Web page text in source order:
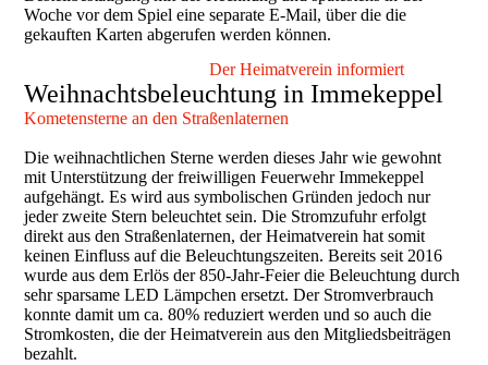
Woche vor dem Spiel eine separate E-Mail, über die die
gekauften Karten abgerufen werden können.
Der Heimatverein informiert
Weihnachtsbeleuchtung in Immekeppel
Kometensterne an den Straßenlaternen
Die weihnachtlichen Sterne werden dieses Jahr wie gewohnt
mit Unterstützung der freiwilligen Feuerwehr Immekeppel
aufgehängt. Es wird aus symbolischen Gründen jedoch nur
jeder zweite Stern beleuchtet sein. Die Stromzufuhr erfolgt
direkt aus den Straßenlaternen, der Heimatverein hat somit
keinen Einfluss auf die Beleuchtungszeiten. Bereits seit 2016
wurde aus dem Erlös der 850-Jahr-Feier die Beleuchtung durch
sehr sparsame LED Lämpchen ersetzt. Der Stromverbrauch
konnte damit um ca. 80% reduziert werden und so auch die
Stromkosten, die der Heimatverein aus den Mitgliedsbeiträgen
bezahlt.